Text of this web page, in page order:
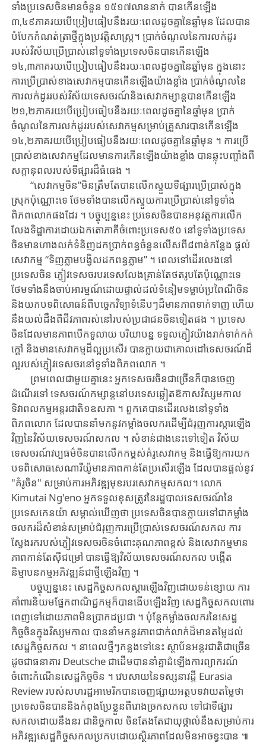
ទាំងប្រទេសចិនមានចំនួន ១៥១៧លាននាក់ បាន​កើន​ឡើង​
៣,៤៩ភាគរយ​បើ​ប្រៀបធៀបនឹង​រយៈពេល​ដូច​គ្នា​នៃ​ឆ្នាំ​មុន​ ដែល​បាន​
បំបែក​កំណត់​ត្រា​ថ្មី​ក្នុង​ប្រវត្តិសាស្ត្រ​។ ប្រាក់ចំណូលនៃ​ការលក់ដូរ
របស់វិស័យ​ប្រើប្រាស់​នៅទូទាំងប្រទេស​ចិន​បាន​កើន​ឡើង ​
១៤,៣ភាគរយ​​បើ​ប្រៀបធៀបនឹង​រយៈពេល​ដូច​គ្នា​នៃ​ឆ្នាំ​មុន ក្នុង​នោះ​
ការ​ប្រើប្រាស់​ខាងសេវាកម្ម​បាន​កើន​ឡើង​យ៉ាង​ខ្លាំង ប្រាក់​ចំណូល​នៃ​
ការ​លក់​ដូរ​របស់​វិស័យទេសចរណ៍និងសេវា​កម្សាន្ត​បាន​កើន​ឡើង​
២១,២ភាគរយ​​បើ​ប្រៀបធៀបនឹង​រយៈពេល​ដូច​គ្នា​នៃ​ឆ្នាំ​មុន ប្រាក់​
ចំណូល​នៃ​ការ​លក់​ដូរ​របស់​សេវាកម្ម​សម្រាប់​គ្រួសារ​បាន​កើន​ឡើង​
១៤,២ភាគរយ​​បើ​ប្រៀបធៀបនឹង​រយៈពេល​ដូច​គ្នា​នៃ​ឆ្នាំ​មុន ។ ការ​ប្រើ
ប្រាស់​ខាង​សេវាកម្ម​ដែល​មាន​ការ​កើន​ឡើង​យ៉ាង​ខ្លាំង បាន​ឆ្លុះបញ្ចាំង​ពី​
សក្តានុពល​របស់​ទីផ្សារ​ដ៏​ធំធេង ។
“សេវាកម្ម​ចិន​”មិន​ត្រឹមតែបាន​លើក​ស្ទួយ​ទីផ្សារ​ប្រើប្រាស់​ក្នុង​
ស្រុក​ប៉ុណ្ណោះទេ ថែម​ទាំងបាន​លើក​ស្ទួយ​ការ​ប្រើប្រាស់​នៅទូទាំង​
ពិភពលោក​ផង​ដែរ ។ បច្ចុប្បន្ន​នេះ ប្រទេស​ចិន​បាន​អនុវត្ត​ការ​លើក​
លែង​ទិដ្ឋាការដោយឯកតោភាគីចំពោះ​ប្រទេស​៥០ នៅទូទាំង​ប្រទេស​
ចិន​មាន​ហាងលក់​ទំនិញ​​ដកប្រាក់​ពន្ធចំនួន​លើស​ពី​៨ពាន់​កន្លែង​ ផ្តល់​
សេវាកម្ម​ “ទិញភ្លាមបង្វិលដកពន្ធភ្លាម” ។ ពេល​ទៅដើរ​លេង​នៅ
ប្រទេស​ចិន​ ភ្ញៀវទេសចរបរទេស​លែង​​គ្រាន់​តែ​ថត​រូប​តែប៉ុណ្ណោះទេ
ថែម​ទាំង​នឹង​ចាប់អារម្មណ៍​ដោយ​ផ្ទាល់​ដល់​ទំនៀមទម្លាប់ប្រពៃណីចិន​
និង​យក​បទពិសោធន៍ពីបច្ចេកវិទ្យាទំនើបៗ​ដ៏មានភាពទាក់ទាញ ហើយ​
នឹង​យល់​ដឹង​ពីជីវភាពរស់នៅ​របស់ប្រជាជន​ចិន​ទៀត​ផង ។ ប្រទេស​
ចិន​ដែល​មាន​ភាព​បើក​ទូលាយ បរិយាបន្ន ទទួល​ភ្ញៀវយ៉ាងរាក់ទាក់កក់
ក្តៅ និង​មាន​សេវាកម្ម​ដ៏ល្អប្រសើរ បាន​ក្លាយ​ជា​គោលដៅទេសចរណ៍ដ៏
ល្អ​របស់​ភ្ញៀវទេសចរ​នៅទូទាំង​ពិភពលោក ។
ព្រមពេល​ជា​មួយ​គ្នា​នេះ អ្នក​ទេសចរចិន​ជា​ច្រើន​ក៏បាន​ចេញ
ដំណើរ​ទៅ ទេសចរណ៍កម្សាន្តនៅបរទេស​ឆ្លៀតឱកាស​វិស្សមកាល
ទិវាពលកម្មអន្តរជាតិ១ឧសភា ។ ពួក​គេ​បាន​ដើរ​លេង​នៅទូទាំង​
ពិភពលោក ដែល​បាន​នាំ​មក​នូវ​កម្លាំង​ចលករ​ដើម្បីជំរុញ​ការ​ស្តារឡើង​
វិញ​នៃវិស័យទេសចរណ៍សកល​ ។ សំខាន់ជាងនេះទៅទៀត ​វិស័យ
ទេសចរណ៍វប្បធម៌ចិន​បាន​លើក​កម្ពស់​គំរូសេវាកម្ម និងធ្វើឱ្យការ​យក​
បទពិសោធសេណារីយ៉ូមានភាព​កាន់តែប្រសើរឡើង ដែលបានផ្តល់​នូវ
"គំរូចិន" សម្រាប់ការអភិវឌ្ឍមុខរបរ​សេវាកម្មសកល។ លោក
Kimutai Ng'eno អ្នក​ទទួល​ខុសត្រូវ​នៃ​រដ្ឋបាល​ទេសចរណ៍នៃ
ប្រទេស​កេនយ៉ា សម្គាល់ឃើញថា ប្រទេសចិន​បាន​ក្លាយទៅជា​កម្លាំង​
ចលករ​ដ៏​សំខាន់​សម្រាប់​ជំរុញការ​ប្រើប្រាស់​ទេសចរណ៍សកល​ ការ​
ស្វែង​រក​របស់​ភ្ញៀវ​ទេសចរចិន​ចំពោះ​គុណភាពខ្ពស់​ និង​សេវាកម្ម​មាន
ភាពកាន់តែស៊ីជម្រៅ បាន​ធ្វើ​ឱ្យ​វិស័យទេសចរ​ណ៍សកល​ បង្កើត​
និម្មាបនកម្មអភិវឌ្ឍន៍ជា​ថ្មីឡើង​វិញ ។
បច្ចុប្បន្ននេះ សេដ្ឋកិច្ច​សកលស្តារឡើងវិញដោយទន់ខ្សោយ ការ
គាំពារនិយមផ្នែកពាណិជ្ជកម្មក៏បានងើបឡើងវិញ សេដ្ឋកិច្ច​សកលពោរ
ពេញទៅដោយភាពមិន​ប្រាកដ​ប្រជា ។ ប៉ុន្តែ​កម្លាំង​ចលករ​នៃសេដ្ឋ
កិច្ចចិន​​ក្នុង​វិស្សមកាល​ បាន​នាំ​មក​នូវ​ភាពជាក់លាក់​ដ៏មាន​តម្លៃ​ដល់​
សេដ្ឋកិច្ច​សកល​ ។ នា​ពេល​ថ្មីៗ​កន្លង​ទៅនេះ ស្ថាប័ន​អន្តរជាតិ​ជាច្រើន​
ដូច​ជា​ធនាគារ Deutsche ជា​ដើម​បាននាំគ្នា​ដំឡើងការព្យាករណ៍
ចំពោះកំណើនសេដ្ឋកិច្ចចិន​ ។ វេបសាយនៃទស្សនាវដ្តី Eurasia
Review របស់​សហរដ្ឋអាមេរិកបាន​ចេញផ្សាយ​អត្ថបទ​វាយ​តម្លៃ​ថា
ប្រទេស​ចិន​បាន​និង​កំពុង​ប្រែ​ខ្លួន​ពីរោងច្រក​សកល​ ទៅជា​ទីផ្សារ​
សកល​ដោយ​នឹង​នរ ជា​និច្ច​កាល​ ចិន​តែងតែជា​យុថ្កាលំនឹង​សម្រាប់ការ​​
អភិវឌ្ឍ​សេដ្ឋកិច្ចសកល​​ប្រកបដោយ​ស្ថិរភាពដែល​​មិនអាចខ្វះបាន ៕